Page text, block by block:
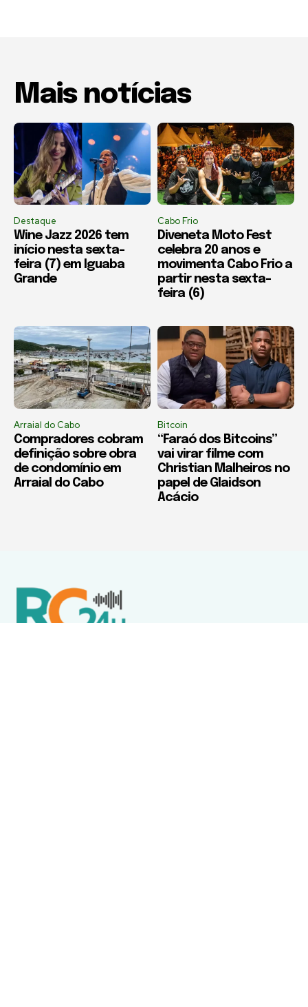
Mais notícias
Destaque
Wine Jazz 2026 tem
início nesta sexta-
feira (7) em Iguaba
Grande
Cabo Frio
Diveneta Moto Fest
celebra 20 anos e
movimenta Cabo Frio a
partir nesta sexta-
feira (6)
Arraial do Cabo
Compradores cobram
definição sobre obra
de condomínio em
Arraial do Cabo
Bitcoin
“Faraó dos Bitcoins”
vai virar filme com
Christian Malheiros no
papel de Glaidson
Acácio